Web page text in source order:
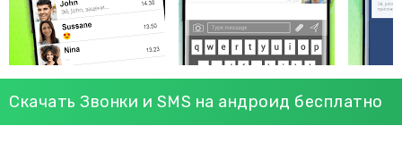
Скачать Звонки и SMS на андроид бесплатно